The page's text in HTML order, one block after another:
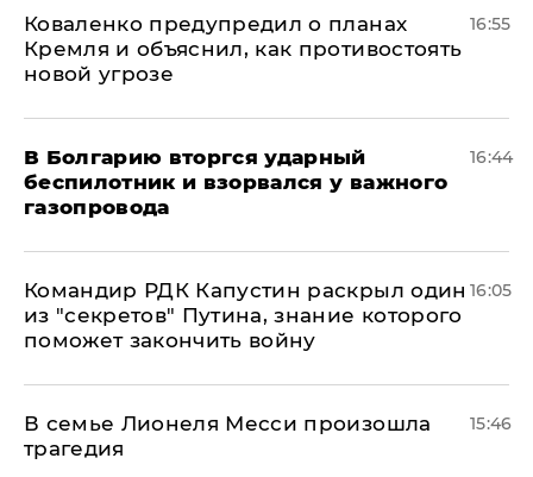
Коваленко предупредил о планах
Кремля и объяснил, как противостоять
новой угрозе
16:55
В Болгарию вторгся ударный
беспилотник и взорвался у важного
газопровода
16:44
Командир РДК Капустин раскрыл один
из "секретов" Путина, знание которого
поможет закончить войну
16:05
В семье Лионеля Месси произошла
трагедия
15:46